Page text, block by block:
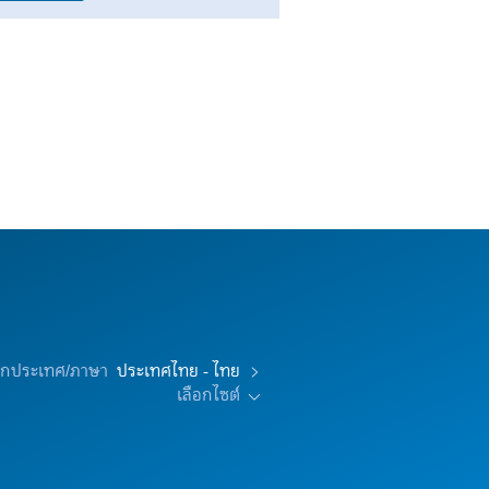
ประเทศ/ภาษา ประเทศไทย - ไทย
เลือกไซต์